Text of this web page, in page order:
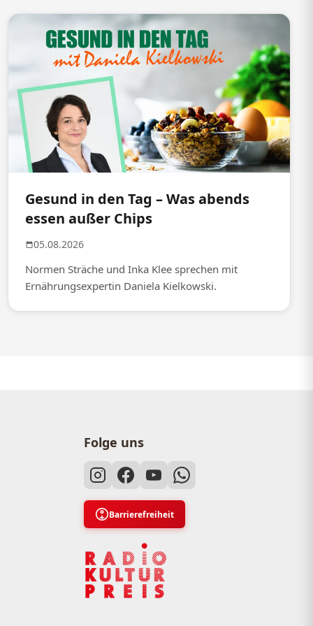
Gesund in den Tag – Was abends
essen außer Chips
05.08.2026
Normen Sträche und Inka Klee sprechen mit
Ernährungsexpertin Daniela Kielkowski.
Folge uns
Barrierefreiheit